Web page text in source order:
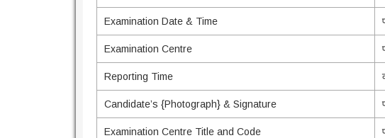
Examination Date & Time
Examination Centre
Reporting Time
Candidate’s {Photograph} & Signature
Examination Centre Title and Code